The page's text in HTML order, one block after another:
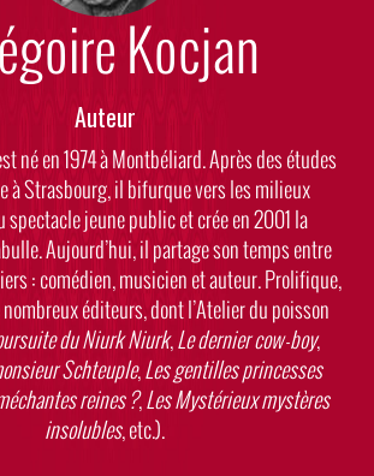
Kocjan
Auteur
né en 1974 à Montbéliard. Après des études
à Strasbourg, il bifurque vers les milieux
jeune public et crée en 2001 la
Aujourd’hui, il partage son temps entre
: comédien, musicien et auteur. Prolifique,
éditeurs, dont l’Atelier du poisson
du Niurk Niurk,Le dernier cow-boy,
Schteuple,Les gentilles princesses
reines ?,Les Mystérieux mystères
insolubles, etc.).